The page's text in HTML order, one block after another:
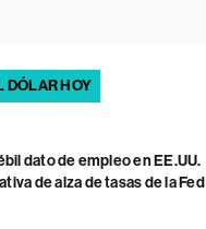
DÓLAR HOY
dato de empleo en EE.UU.
de alza de tasas de la Fed